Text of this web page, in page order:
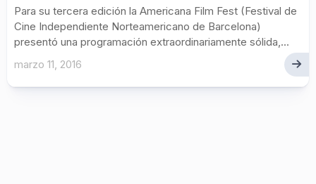
Para su tercera edición la Americana Film Fest (Festival de
Cine Independiente Norteamericano de Barcelona)
presentó una programación extraordinariamente sólida,...
marzo 11, 2016